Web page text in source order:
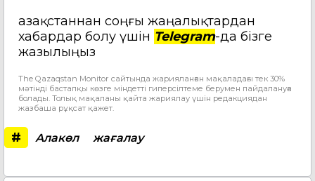
Қазақстаннан соңғы жаңалықтардан
хабардар болу үшін Telegram-да бізге
жазылыңыз
The Qazaqstan Monitor сайтында жарияланған мақаладағы тек 30%
мәтінді бастапқы көзге міндетті гиперсілтеме берумен пайдалануға
болады. Толық мақаланы қайта жариялау үшін редакциядан
жазбаша рұқсат қажет.
# Алакөл жағалау